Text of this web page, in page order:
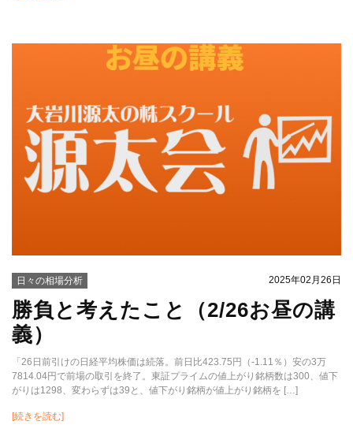
日々の相場分析 2025年02月26日
勝負と考えたこと（2/26お昼の講
義）
「26日前引けの日経平均株価は続落。前日比423.75円（-1.11％）安の3万
7814.04円で前場の取引を終了。東証プライムの値上がり銘柄数は300、値下
がりは1298、変わらずは39と、値下がり銘柄が値上がり銘柄を […]
[続きを読む]